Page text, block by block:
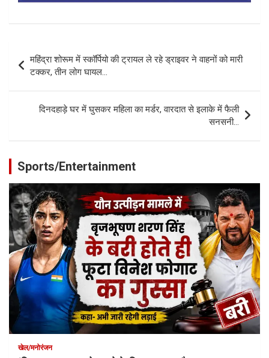
navigation
महिंद्रा शोरूम में स्कॉर्पियो की ट्रायल ले रहे ड्राइवर ने वाहनों को मारी
टक्कर, तीन लोग घायल…
दिनदहाड़े घर में घुसकर महिला का मर्डर, वारदात से इलाके में फैली
सनसनी…
Sports/Entertainment
खेल/मनोरंजन